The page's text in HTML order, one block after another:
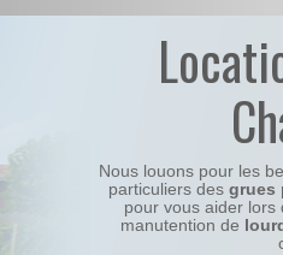
Nous louons pour les
particuliers des grues
pour vous aider lors
manutention de